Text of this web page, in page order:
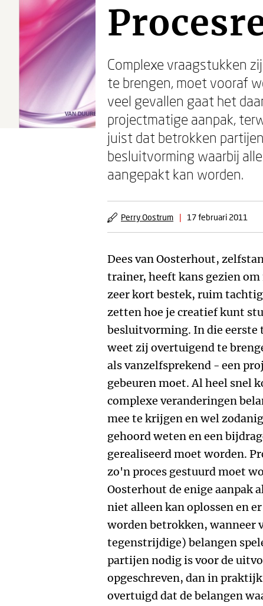
Complexe vraagstukken
te brengen, moet vooraf
veel gevallen gaat het
projectmatige aanpak,
juist dat betrokken
besluitvorming waarbij
aangepakt kan worden.
Perry Oostrum | 17 februari 2011
Dees van Oosterhout,
trainer, heeft kans gezien
zeer kort bestek, ruim
zetten hoe je creatief kunt
besluitvorming. In die eerste
weet zij overtuigend te
als vanzelfsprekend - een
gebeuren moet. Al heel snel
complexe veranderingen
mee te krijgen en wel
gehoord weten en een
gerealiseerd moet worden.
zo'n proces gestuurd moet
Oosterhout de enige aanpak
niet alleen kan oplossen en
worden betrokken, wanneer
tegenstrijdige) belangen
partijen nodig is voor de
opgeschreven, dan in
overtuigd dat de belangen